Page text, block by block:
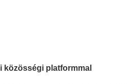
közösségi platformmal